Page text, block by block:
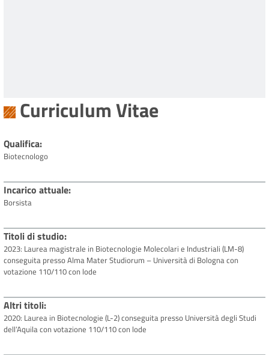
Curriculum Vitae
Qualifica
Biotecnologo
Incarico attuale
Borsista
Titoli di studio
2023: Laurea magistrale in Biotecnologie Molecolari e Industriali (LM-8)
conseguita presso Alma Mater Studiorum – Università di Bologna con
votazione 110/110 con lode
Altri titoli
2020: Laurea in Biotecnologie (L-2) conseguita presso Università degli Studi
dell’Aquila con votazione 110/110 con lode